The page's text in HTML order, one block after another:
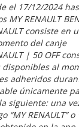
el 17/12/2024
RENAULT
consiste
del canje
| 50 OFF
al
adheridos
únicamente
siguiente: una
RENAULT”